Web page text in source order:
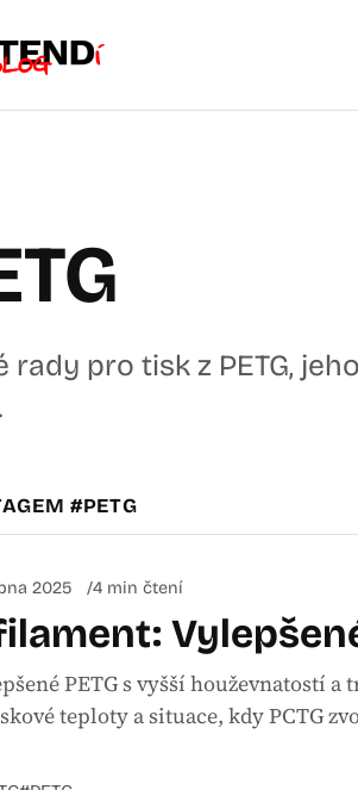
rady pro tisk z PETG,
#PETG
2025 4 min čtení
PETG s vyšší houževnatostí
teploty a situace, kdy PCTG